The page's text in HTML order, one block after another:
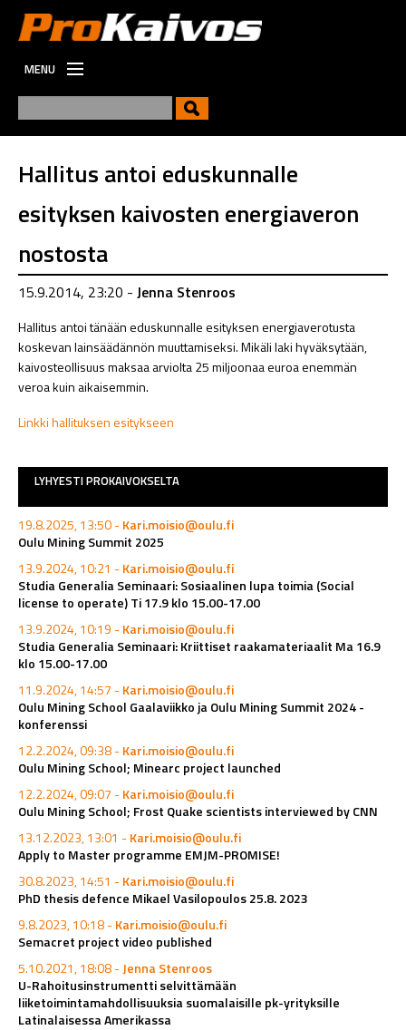
MENU
VIESTINTÄ
TYÖPAIKAT
Hallitus antoi eduskunnalle
esityksen kaivosten energiaveron
nostosta
15.9.2014, 23:20 - Jenna Stenroos
Hallitus antoi tänään eduskunnalle esityksen energiaverotusta
koskevan lainsäädännön muuttamiseksi. Mikäli laki hyväksytään,
kaivosteollisuus maksaa arviolta 25 miljoonaa euroa enemmän
veroa kuin aikaisemmin.
Linkki hallituksen esitykseen
LYHYESTI PROKAIVOKSELTA
19.8.2025, 13:50 -Kari.moisio@oulu.fi
Oulu Mining Summit 2025
13.9.2024, 10:21 -Kari.moisio@oulu.fi
Studia Generalia Seminaari: Sosiaalinen lupa toimia (Social
license to operate) Ti 17.9 klo 15.00-17.00
13.9.2024, 10:19 -Kari.moisio@oulu.fi
Studia Generalia Seminaari: Kriittiset raakamateriaalit Ma 16.9
klo 15.00-17.00
11.9.2024, 14:57 -Kari.moisio@oulu.fi
Oulu Mining School Gaalaviikko ja Oulu Mining Summit 2024 -
konferenssi
12.2.2024, 09:38 -Kari.moisio@oulu.fi
Oulu Mining School; Minearc project launched
12.2.2024, 09:07 -Kari.moisio@oulu.fi
Oulu Mining School; Frost Quake scientists interviewed by CNN
13.12.2023, 13:01 -Kari.moisio@oulu.fi
Apply to Master programme EMJM-PROMISE!
30.8.2023, 14:51 -Kari.moisio@oulu.fi
PhD thesis defence Mikael Vasilopoulos 25.8. 2023
9.8.2023, 10:18 -Kari.moisio@oulu.fi
Semacret project video published
5.10.2021, 18:08 -Jenna Stenroos
U-Rahoitusinstrumentti selvittämään
liiketoimintamahdollisuuksia suomalaisille pk-yrityksille
Latinalaisessa Amerikassa